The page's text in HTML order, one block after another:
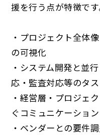
援を行う点が特徴です
・プロジェクト全体
の可視化
・システム開発と並
応・監査対応等のタ
・経営層・プロジェ
ぐコミュニケーショ
・ベンダーとの要件